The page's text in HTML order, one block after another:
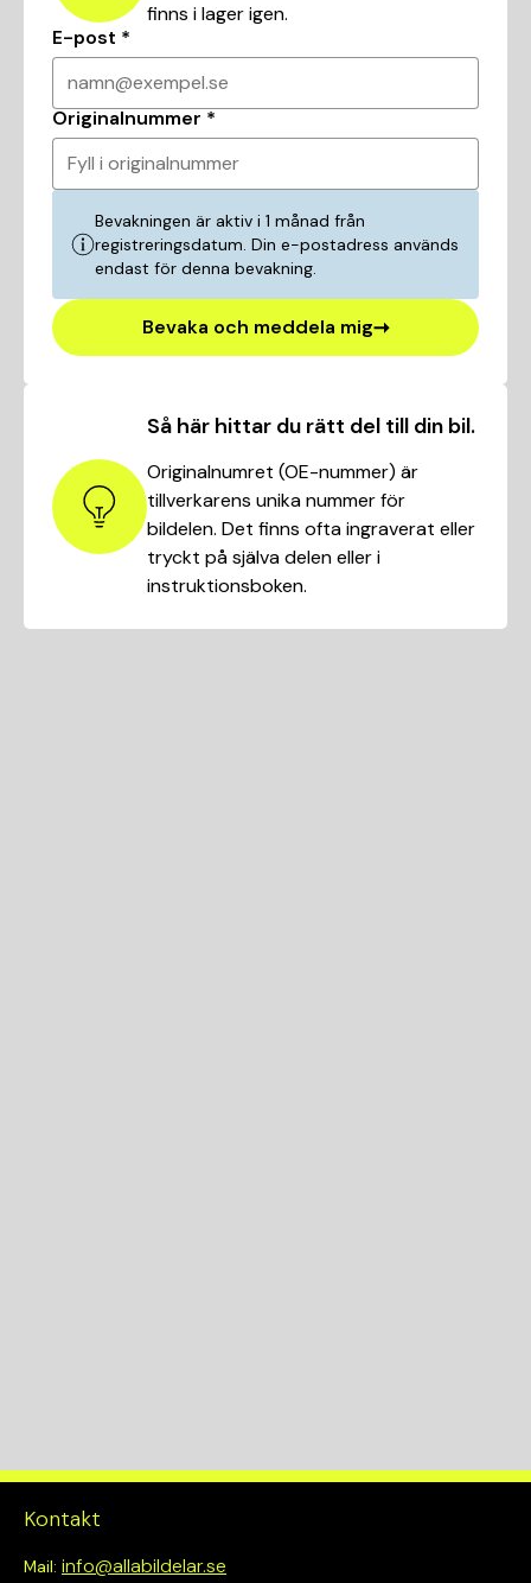
Så här hittar du rätt del till din bil.
Originalnumret (OE-nummer) är
tillverkarens unika nummer för
bildelen. Det finns ofta ingraverat eller
tryckt på själva delen eller i
instruktionsboken.
finns i lager igen.
E-post *
namn@exempel.se
Originalnummer *
Fyll i originalnummer
Bevakningen är aktiv i 1 månad från
registreringsdatum. Din e-postadress används
endast för denna bevakning.
Bevaka och meddela mig
Kontakt
Mail: info@allabildelar.se